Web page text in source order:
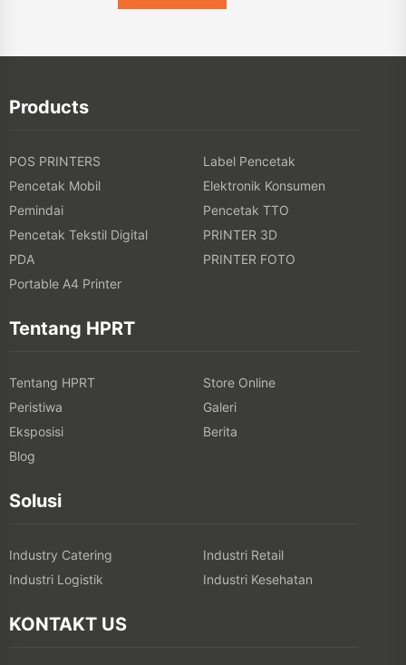
Products
POS PRINTERS
Label Pencetak
Pencetak Mobil
Elektronik Konsumen
Pemindai
Pencetak TTO
Pencetak Tekstil Digital
PRINTER 3D
PDA
PRINTER FOTO
Portable A4 Printer
Tentang HPRT
Tentang HPRT
Store Online
Peristiwa
Galeri
Eksposisi
Berita
Blog
Solusi
Industry Catering
Industri Retail
Industri Logistik
Industri Kesehatan
KONTAKT US